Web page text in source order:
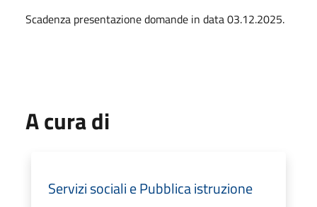
Scadenza presentazione domande in data 03.12.2025.
A cura di
Servizi sociali e Pubblica istruzione